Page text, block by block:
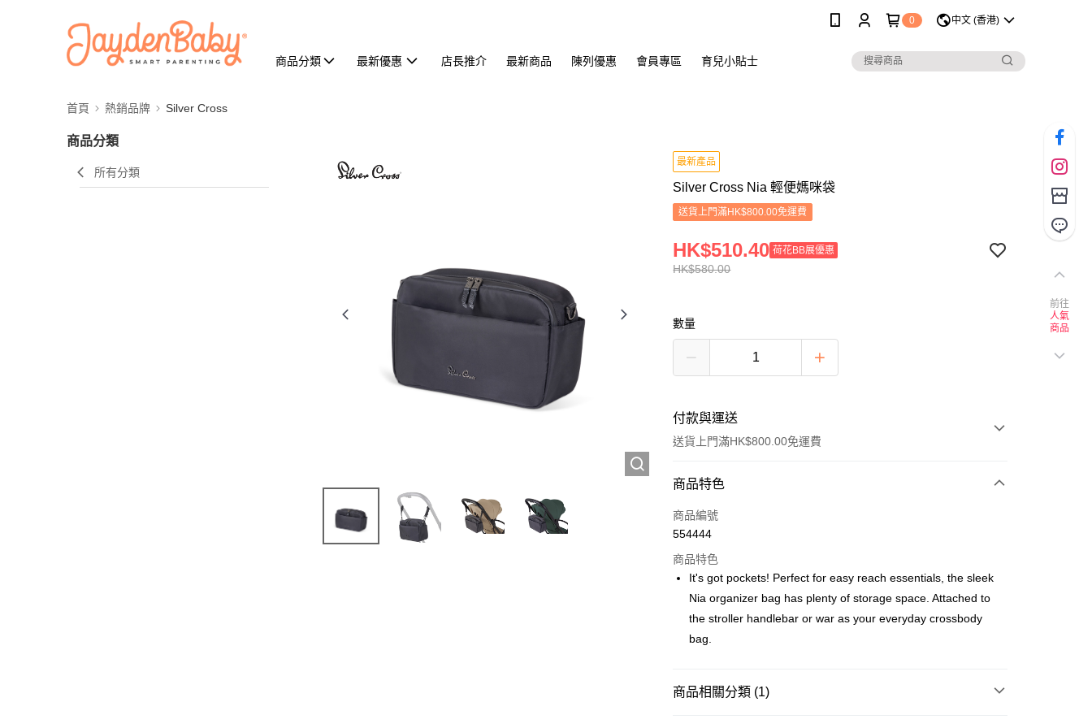
0 中文 (香港)
商品分類 最新優惠 店長推介 最新商品 陳列優惠 會員專區 育兒小貼士
首頁 熱銷品牌 Silver Cross
商品分類
所有分類
最新產品
Silver Cross Nia 輕便媽咪袋
送貨上門滿HK$800.00免運費
HK$580.00
HK$510.40 荷花BB展優惠
數量
付款與運送
送貨上門滿HK$800.00免運費
付款方式
信用卡
Google Pay
AlipayHK
PayMe
商品特色
商品編號
554444
商品特色
It's got pockets! Perfect for easy reach essentials, the sleek
Nia organizer bag has plenty of storage space. Attached to
the stroller handlebar or war as your everyday crossbody
bag.
商品相關分類 (1)
前往
人氣
商品